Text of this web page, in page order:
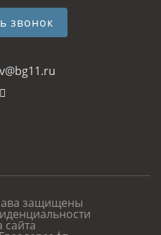
звонок
защищены
сайта